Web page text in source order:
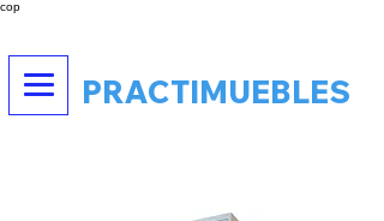
cop
PRACTIMUEBLES